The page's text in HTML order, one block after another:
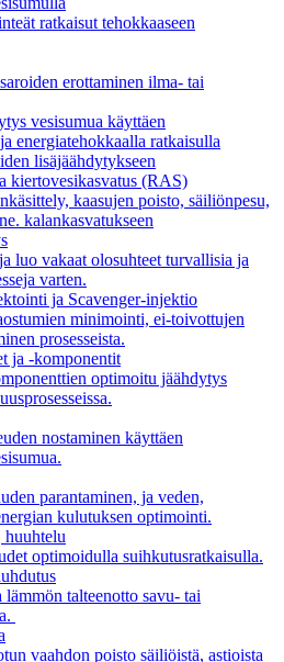
ratkaisut tehokkaaseen
erottaminen ilma- tai
vesisumua käyttäen
energiatehokkaalla ratkaisulla
lisäjäähdytykseen
kiertovesikasvatus (RAS)
kaasujen poisto, säiliönpesu,
kalankasvatukseen
luo vakaat olosuhteet turvallisia ja
varten.
ja Scavenger-injektio
minimointi, ei-toivottujen
prosesseista.
ja -komponentit
optimoitu jäähdytys
nostaminen käyttäen
parantaminen, ja veden,
kulutuksen optimointi.
huuhtelu
optimoidulla suihkutusratkaisulla.
talteenotto savu- tai
vaahdon poisto säiliöistä, astioista